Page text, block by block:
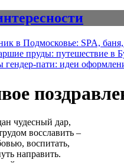
в Подмосковье: SPA,
пруды: путешествие в
гендер-пати: идеи
чудесный дар,
восславить –
воспитать,
направить.